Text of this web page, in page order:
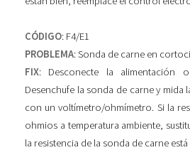
CÓDIGO: F4/E1
PROBLEMA: Sonda de carne en
FIX: Desconecte la alimentación
Desenchufe la sonda de carne y mida
con un voltímetro/ohmímetro. Si la
ohmios a temperatura ambiente,
la resistencia de la sonda de carne